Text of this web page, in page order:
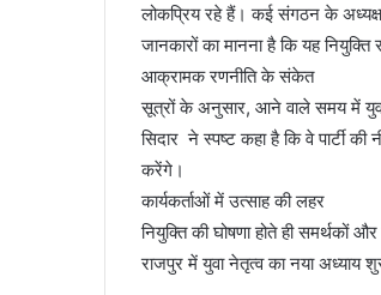
लोकप्रिय रहे हैं। कई संगठन के अध्यक्ष
जानकारों का मानना है कि यह
आक्रामक रणनीति के संकेत
सूत्रों के अनुसार, आने वाले समय में युवा
सिदार ने स्पष्ट कहा है कि वे पार्टी
करेंगे।
कार्यकर्ताओं में उत्साह की लहर
नियुक्ति की घोषणा होते ही समर्थकों
राजपुर में युवा नेतृत्व का नया अध्याय